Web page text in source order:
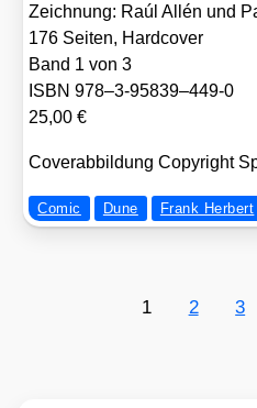
Zeich­nung: Raúl Allén und
176 Sei­ten, Hard­co­ver
Band 1 von 3
ISBN 978–3‑95839–449‑0
25,00 €
Cover­ab­bil­dung Copy­right
Comic Dune Frank Herbert
1 2 3